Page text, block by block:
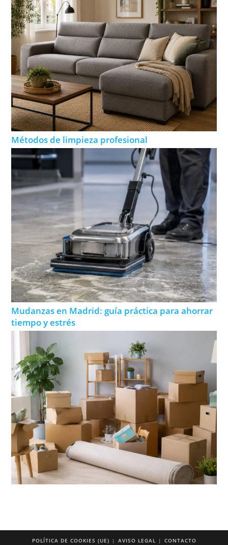
Métodos de limpieza profesional
Mudanzas en Madrid: guía práctica para ahorrar
tiempo y estrés
POLÍTICA DE COOKIES (UE) AVISO LEGAL CONTACTO